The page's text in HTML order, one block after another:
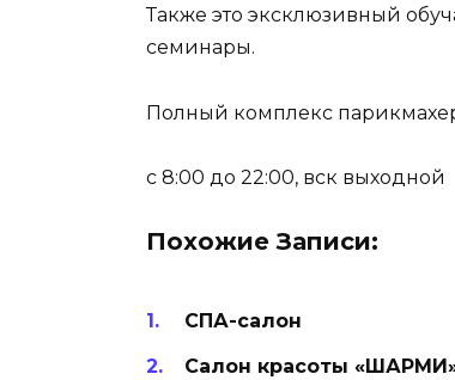
Также это эксклюзивный
семинары.
Полный комплекс
с 8:00 до 22:00, вск выходной
Похожие Записи:
СПА-салон
Салон красоты